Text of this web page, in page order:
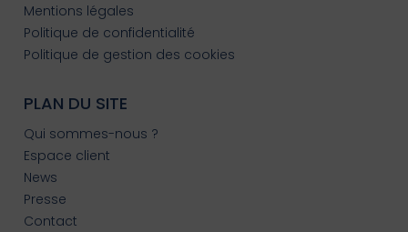
Mentions légales
Politique de confidentialité
Politique de gestion des cookies
PLAN DU SITE
Qui sommes-nous ?
Espace client
News
Presse
Contact